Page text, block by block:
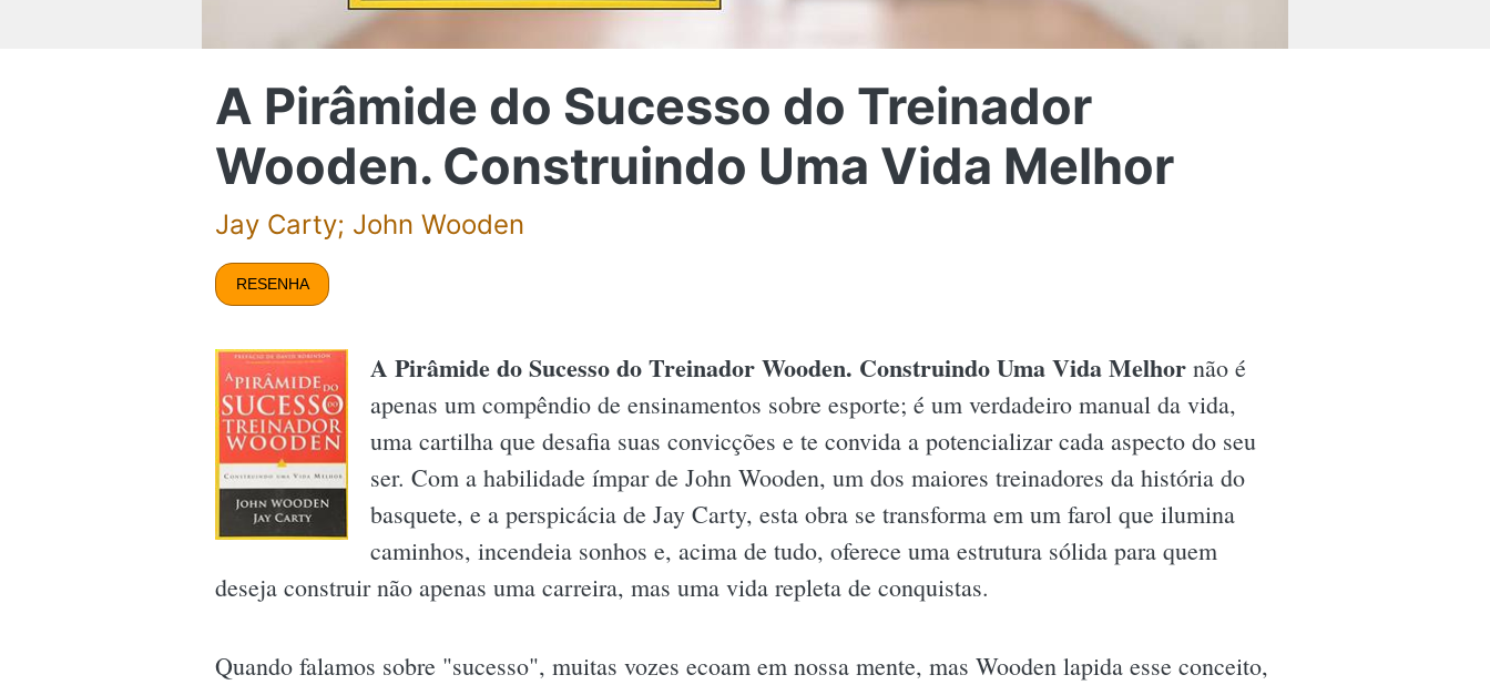
A Pirâmide do Sucesso do Treinador
Wooden. Construindo Uma Vida Melhor
Jay Carty; John Wooden
RESENHA
A Pirâmide do Sucesso do Treinador Wooden. Construindo Uma Vida Melhor não é
apenas um compêndio de ensinamentos sobre esporte; é um verdadeiro manual da vida,
uma cartilha que desafia suas convicções e te convida a potencializar cada aspecto do seu
ser. Com a habilidade ímpar de John Wooden, um dos maiores treinadores da história do
basquete, e a perspicácia de Jay Carty, esta obra se transforma em um farol que ilumina
caminhos, incendeia sonhos e, acima de tudo, oferece uma estrutura sólida para quem
deseja construir não apenas uma carreira, mas uma vida repleta de conquistas.
Quando falamos sobre "sucesso", muitas vozes ecoam em nossa mente, mas Wooden lapida esse conceito,